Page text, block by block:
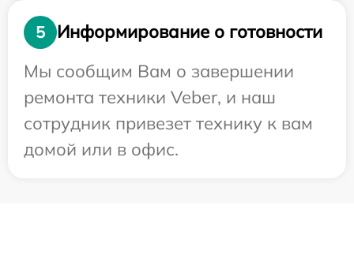
5
Информирование о готовности
Мы сообщим Вам о завершении
ремонта техники Veber, и наш
сотрудник привезет технику к вам
домой или в офис.